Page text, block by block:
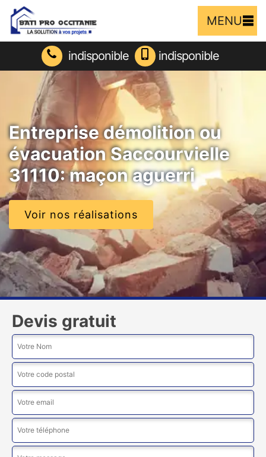
MENU
indisponible indisponible
Entreprise démolition ou
évacuation Saccourvielle
31110: maçon aguerri
Voir nos réalisations
Devis gratuit